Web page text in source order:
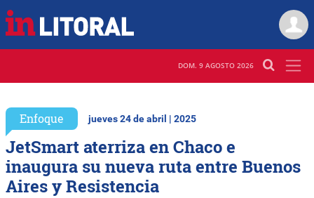
DOM. 9 AGOSTO 2026
Enfoque jueves 24 de abril | 2025
JetSmart aterriza en Chaco e
inaugura su nueva ruta entre Buenos
Aires y Resistencia